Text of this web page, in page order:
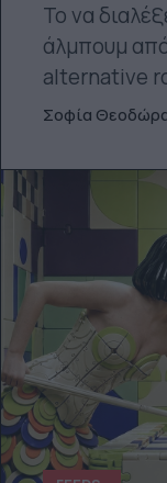
Το να
άλμπουμ
alternative
Σοφία Θεοδώρα